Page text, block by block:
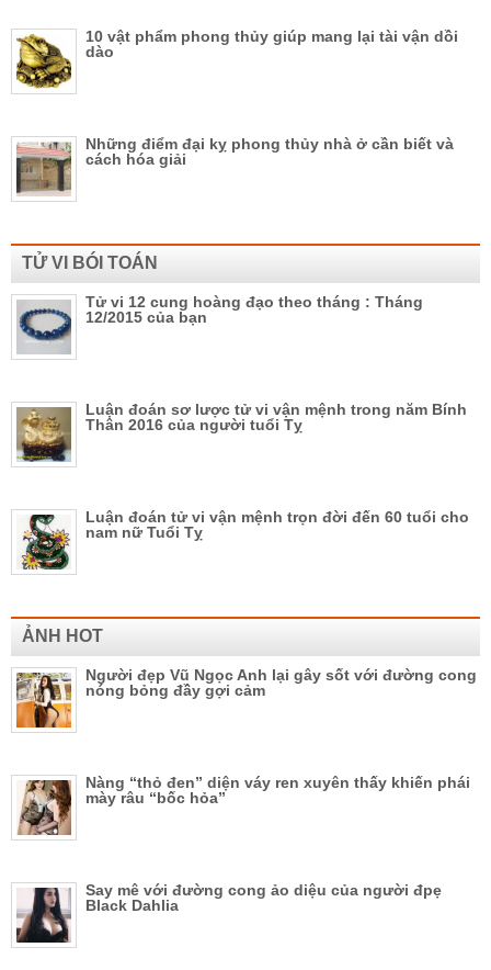
10 vật phẩm phong thủy giúp mang lại tài vận dồi
dào
Những điểm đại kỵ phong thủy nhà ở cần biết và
cách hóa giải
TỬ VI BÓI TOÁN
Tử vi 12 cung hoàng đạo theo tháng : Tháng
12/2015 của bạn
Luận đoán sơ lược tử vi vận mệnh trong năm Bính
Thân 2016 của người tuổi Tỵ
Luận đoán tử vi vận mệnh trọn đời đến 60 tuổi cho
nam nữ Tuổi Tỵ
ẢNH HOT
Người đẹp Vũ Ngọc Anh lại gây sốt với đường cong
nóng bỏng đầy gợi cảm
Nàng “thỏ đen” diện váy ren xuyên thấy khiến phái
mày râu “bốc hỏa”
Say mê với đường cong ảo diệu của người đpẹ
Black Dahlia